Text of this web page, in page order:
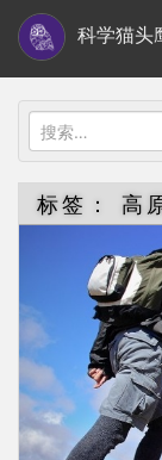
i
科学猫头
搜
索：
标签： 高